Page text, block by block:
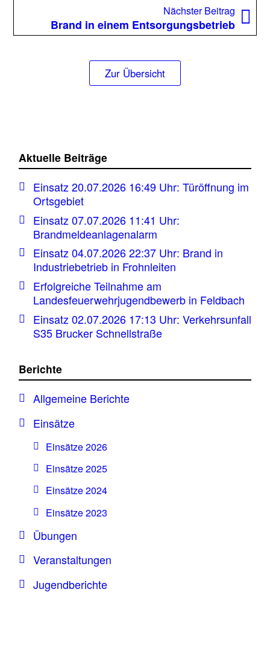
Nächster Beitrag
Brand in einem Entsorgungsbetrieb
Zur Übersicht
Aktuelle Beiträge
Einsatz 20.07.2026 16:49 Uhr: Türöffnung im
Ortsgebiet
Einsatz 07.07.2026 11:41 Uhr:
Brandmeldeanlagenalarm
Einsatz 04.07.2026 22:37 Uhr: Brand in
Industriebetrieb in Frohnleiten
Erfolgreiche Teilnahme am
Landesfeuerwehrjugendbewerb in Feldbach
Einsatz 02.07.2026 17:13 Uhr: Verkehrsunfall
S35 Brucker Schnellstraße
Berichte
Allgemeine Berichte
Einsätze
Einsätze 2026
Einsätze 2025
Einsätze 2024
Einsätze 2023
Übungen
Veranstaltungen
Jugendberichte